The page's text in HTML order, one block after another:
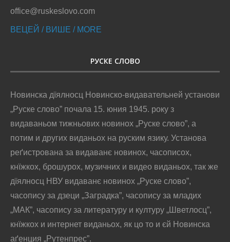
office@ruskeslovo.com
ВЕЦЕЙ / ВИШЕ / MORE
РУСКЕ СЛОВО
Новинска дїялносц Новинско-видавательней установи
„Руске слово” почала 15. юния 1945. року з
видаваньом тижньових новинох „Руске слово”, а
потим и других виданьох на руским язику. Установа
реґистрована за видаванє новинох, часописох,
кнїжкох, брошурох, музичних и видео виданьох, так же
дїялносц НВУ видаванє новинох „Руске слово”,
часопису за дзеци „Заградка”, часопису за младих
„МАК”, часопису за литературу и културу „Шветлосц”,
кнїжкох и интернет виданьох, як цо то и єй Новинска
аґенция „Рутенпрес”.